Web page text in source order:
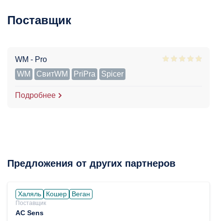
Поставщик
WM - Pro
WM
СвитWM PriPra Spicer
Подробнее
Предложения от других партнеров
Халяль Кошер Веган
Поставщик
AC Sens